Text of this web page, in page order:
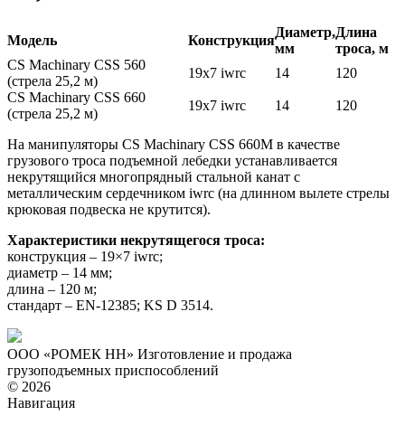
Модель Конструкция
Диаметр,
мм
Длина
троса, м
CS Machinary CSS 560
(стрела 25,2 м)
19х7 iwrc 14
120
CS Machinary CSS 660
(стрела 25,2 м)
19х7 iwrc 14 120
На манипуляторы CS Machinary CSS 660М в качестве
грузового троса подъемной лебедки устанавливается
некрутящийся многопрядный стальной канат с
металлическим сердечником iwrc (на длинном вылете стрелы
крюковая подвеска не крутится).
Характеристики некрутящегося троса:
конструкция – 19×7 iwrc;
диаметр – 14 мм;
длина – 120 м;
стандарт – EN-12385; KS D 3514.
ООО «РОМЕК НН» Изготовление и продажа
грузоподъемных приспособлений
© 2026
Навигация